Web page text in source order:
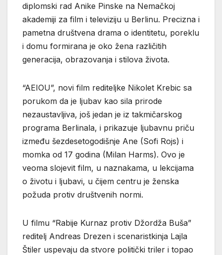
diplomski rad Anike Pinske na Nemačkoj
akademiji za film i televiziju u Berlinu. Precizna i
pametna društvena drama o identitetu, poreklu
i domu formirana je oko žena različitih
generacija, obrazovanja i stilova života.
“AEIOU”, novi film rediteljke Nikolet Krebic sa
porukom da je ljubav kao sila prirode
nezaustavljiva, još jedan je iz takmičarskog
programa Berlinala, i prikazuje ljubavnu priču
između šezdesetogodišnje Ane (Sofi Rojs) i
momka od 17 godina (Milan Harms). Ovo je
veoma slojevit film, u naznakama, u lekcijama
o životu i ljubavi, u čijem centru je ženska
požuda protiv društvenih normi.
U filmu “Rabije Kurnaz protiv Džordža Buša”
reditelj Andreas Drezen i scenaristkinja Lajla
Štiler uspevaju da stvore politički triler i topao